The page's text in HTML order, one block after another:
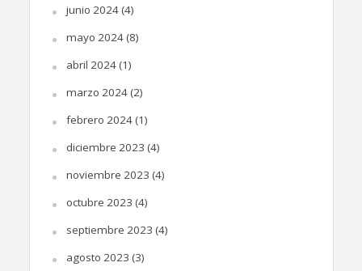
junio 2024(4)
mayo 2024(8)
abril 2024(1)
marzo 2024(2)
febrero 2024(1)
diciembre 2023 (4)
noviembre 2023 (4)
octubre 2023 (4)
septiembre 2023 (4)
agosto 2023 (3)